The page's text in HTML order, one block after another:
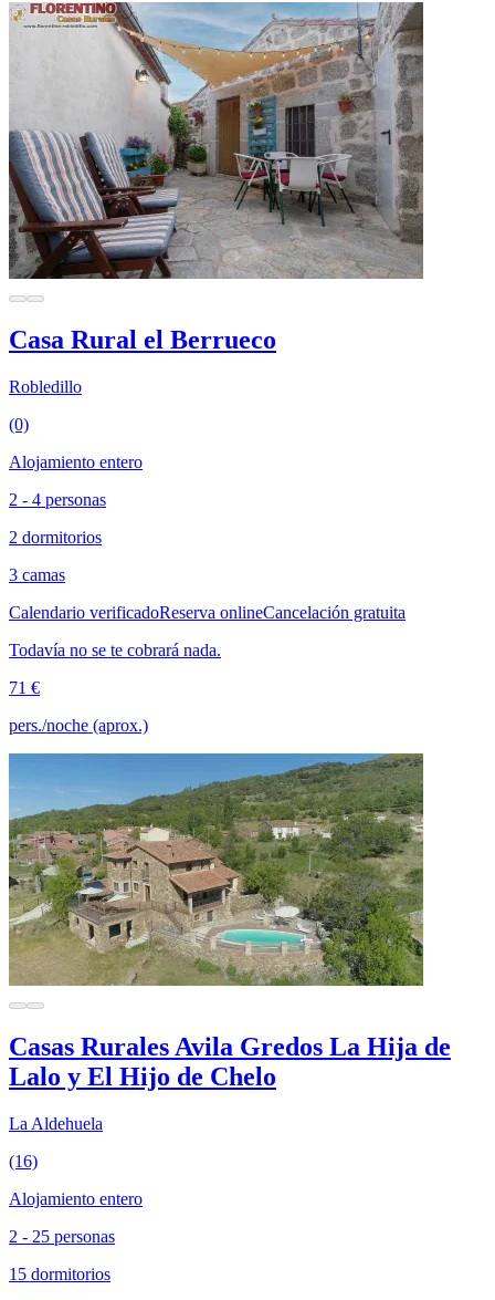
Casa Rural el Berrueco
Robledillo
(0)
Alojamiento entero
2 - 4 personas
2 dormitorios
3 camas
Calendario verificadoReserva onlineCancelación gratuita
Todavía no se te cobrará nada.
71 €
pers./noche (aprox.)
Casas Rurales Avila Gredos La Hija de
Lalo y El Hijo de Chelo
La Aldehuela
(16)
Alojamiento entero
2 - 25 personas
15 dormitorios